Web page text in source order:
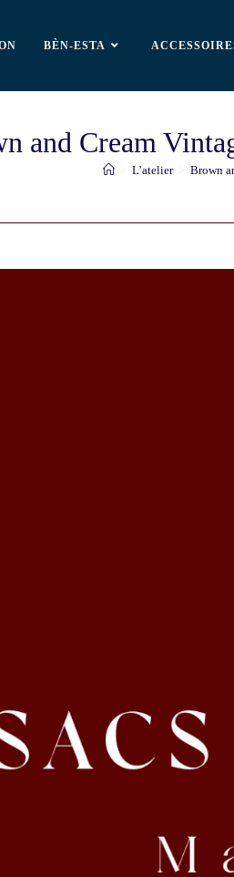
BÈN-ESTA
and Cream
L’atelier Brown